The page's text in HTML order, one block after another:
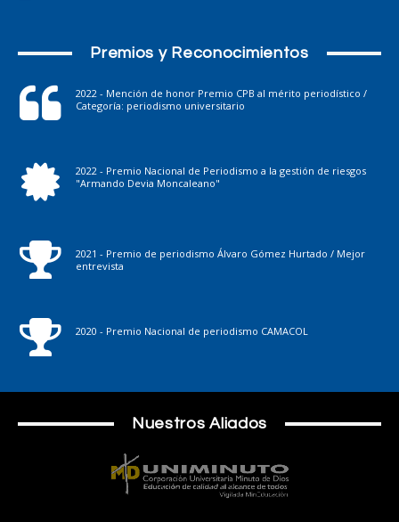
Premios y Reconocimientos
2022 - Mención de honor Premio CPB al mérito periodístico /
Categoría: periodismo universitario
2022 - Premio Nacional de Periodismo a la gestión de riesgos
"Armando Devia Moncaleano"
2021 - Premio de periodismo Álvaro Gómez Hurtado / Mejor
entrevista
2020 - Premio Nacional de periodismo CAMACOL
Nuestros Aliados